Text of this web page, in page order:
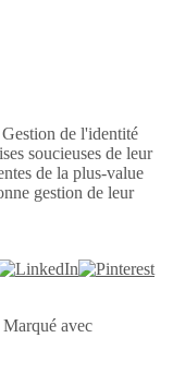
de l'identité
soucieuses de leur
de la plus-value
gestion de leur
Marqué avec